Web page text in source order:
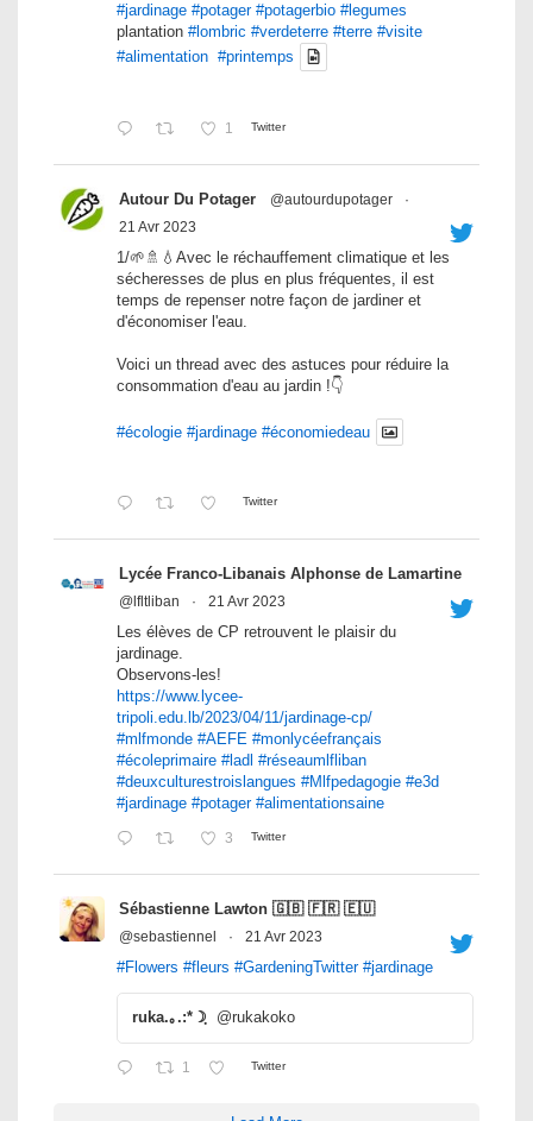
#jardinage #potager #potagerbio #legumes
plantation #lombric #verdeterre #terre #visite
#alimentation #printemps
1 Twitter
Autour Du Potager @autourdupotager
·
21 Avr 2023
1/🌱🚿💧Avec le réchauffement climatique et les
sécheresses de plus en plus fréquentes, il est
temps de repenser notre façon de jardiner et
d'économiser l'eau.
Voici un thread avec des astuces pour réduire la
consommation d'eau au jardin !👇
#écologie #jardinage #économiedeau
Twitter
Lycée Franco-Libanais Alphonse de Lamartine
@lfltliban · 21 Avr 2023
Les élèves de CP retrouvent le plaisir du
jardinage.
Observons-les!
https://www.lycee-
tripoli.edu.lb/2023/04/11/jardinage-cp/
#mlfmonde #AEFE #monlycéefrançais
#écoleprimaire #ladl #réseaumlfliban
#deuxculturestroislangues #Mlfpedagogie #e3d
#jardinage #potager #alimentationsaine
3 Twitter
Sébastienne Lawton 🇬🇧 🇫🇷 🇪🇺
@sebastiennel · 21 Avr 2023
#Flowers #fleurs #GardeningTwitter #jardinage
ruka.｡.:*☽ฺ @rukakoko
1 Twitter